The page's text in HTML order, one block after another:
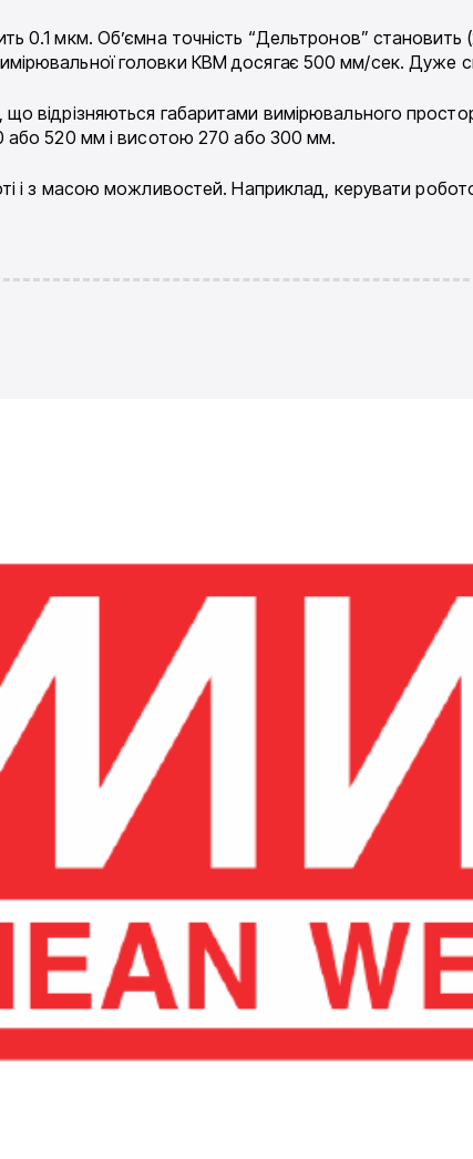
0.1 мкм. Об’ємна точність “Дельтронов”
головки КВМ досягає 500 мм/сек. Дуже
відрізняються габаритами вимірювального
або 520 мм і висотою 270 або 300 мм.
і з масою можливостей. Наприклад, керувати